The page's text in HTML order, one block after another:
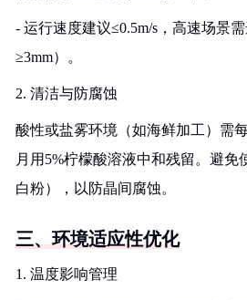
- 运行速度建议≤0.5m/s，高速场景
≥3mm）。
2. 清洁与防腐蚀
酸性或盐雾环境（如海鲜加工）需
月用5%柠檬酸溶液中和残留。避免
白粉），以防晶间腐蚀。
三、环境适应性优化
1. 温度影响管理